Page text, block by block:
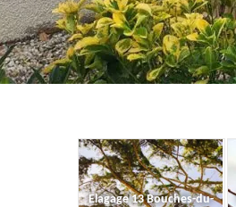
Elagage 13 Bouches-du-